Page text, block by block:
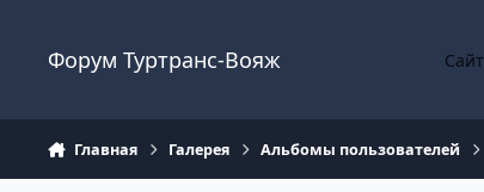
Форум Туртранс-Вояж Сайт
Главная Галерея Альбомы пользователей